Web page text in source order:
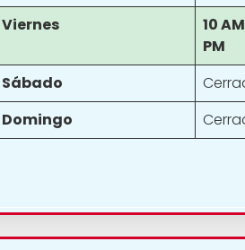
Viernes
10
PM
Sábado
Domingo